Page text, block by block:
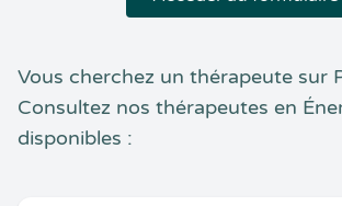
Vous cherchez un thérapeute sur
Consultez nos thérapeutes en
disponibles :